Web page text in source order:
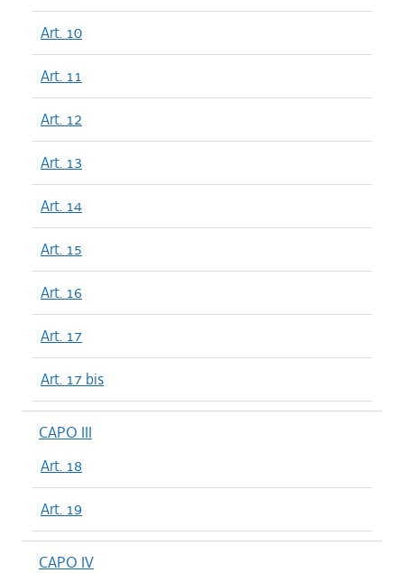
Art. 10
Art. 11
Art. 12
Art. 13
Art. 14
Art. 15
Art. 16
Art. 17
Art. 17 bis
CAPO III
Art. 18
Art. 19
CAPO IV